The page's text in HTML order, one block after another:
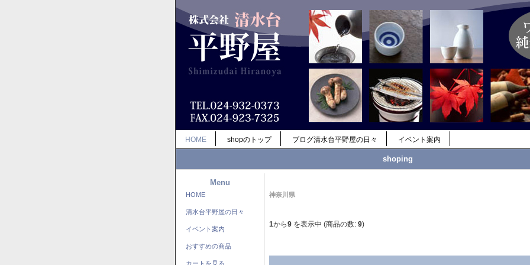
HOME shopのトップ ブログ清水台平野屋の日々 イベント案内
shoping
Menu
HOME
清水台平野屋の日々
イベント案内
おすすめの商品
カートを見る
神奈川県
1から9 を表示中 (商品の数: 9)